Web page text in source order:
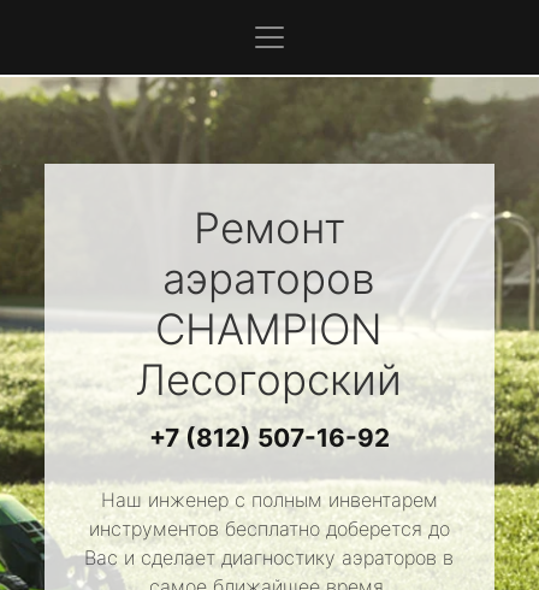
Ремонт
аэраторов
CHAMPION
Лесогорский
+7 (812) 507-16-92
Наш инженер с полным инвентарем
инструментов бесплатно доберется до
Вас и сделает диагностику аэраторов в